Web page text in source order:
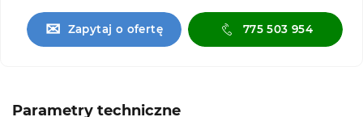
✉ Zapytaj o ofertę 775 503 954
Parametry techniczne